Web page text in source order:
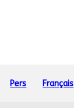
Pers Français